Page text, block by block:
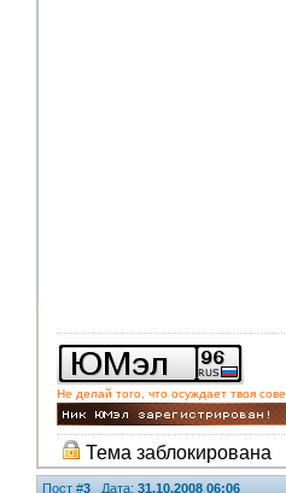
Не делай того, что осуждает твоя
Тема заблокирована
Пост #3 Дата: 31.10.2008 06:06